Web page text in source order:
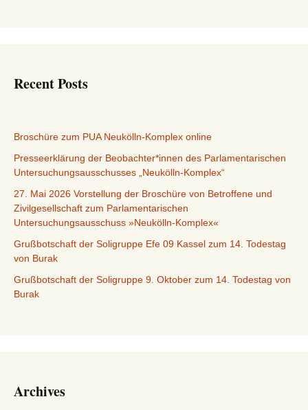
Recent Posts
Broschüre zum PUA Neukölln-Komplex online
Presseerklärung der Beobachter*innen des Parlamentarischen
Untersuchungsausschusses „Neukölln-Komplex“
27. Mai 2026 Vorstellung der Broschüre von Betroffene und
Zivilgesellschaft zum Parlamentarischen
Untersuchungsausschuss »Neukölln-Komplex«
Grußbotschaft der Soligruppe Efe 09 Kassel zum 14. Todestag
von Burak
Grußbotschaft der Soligruppe 9. Oktober zum 14. Todestag von
Burak
Archives